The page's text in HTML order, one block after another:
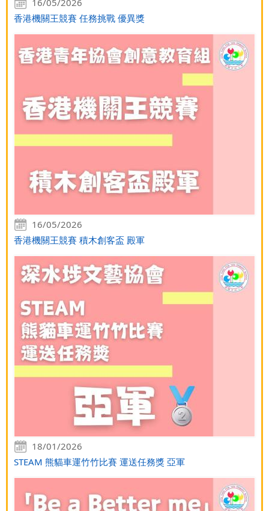
16/05/2026
香港機關王競賽 任務挑戰 優異獎
16/05/2026
香港機關王競賽 積木創客盃 殿軍
18/01/2026
STEAM 熊貓車運竹竹比賽 運送任務獎 亞軍